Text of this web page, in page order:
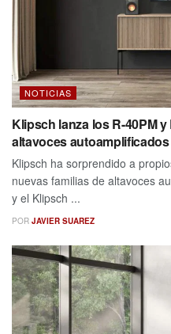
NOTICIAS
Klipsch lanza los R-40PM
altavoces
Klipsch ha sorprendido a
nuevas familias de altavoces
y el Klipsch ...
POR JAVIER SUAREZ